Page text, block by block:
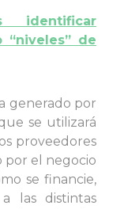
identificar
de
generado por
se utilizará
proveedores
por el negocio
se financie,
las distintas